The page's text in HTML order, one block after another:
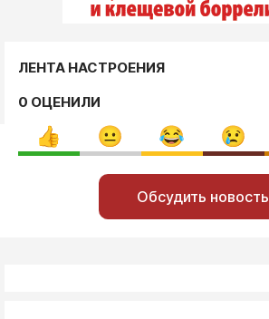
ЛЕНТА НАСТРОЕНИЯ
0 ОЦЕНИЛИ
Обсудить новость